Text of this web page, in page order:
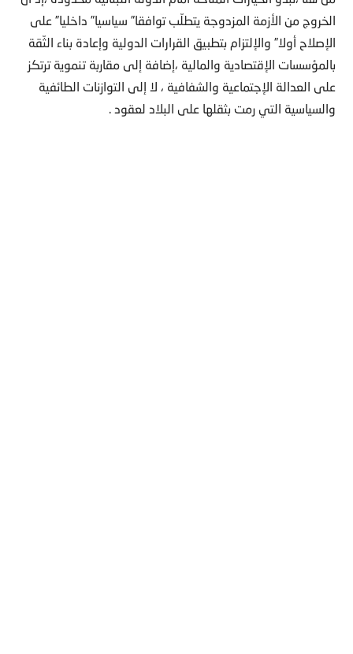
الخروج من الأزمة المزدوجة يتطلّب توافقا” سياسيا” داخليا” على
الإصلاح أولا” والإلتزام بتطبيق القرارات الدولية وإعادة بناء الثّقة
بالمؤسسات الإقتصادية والمالية ،إضافة إلى مقاربة تنموية ترتكز
على العدالة الإجتماعية والشفافية ، لا إلى التوازنات الطائفية
والسياسية التي رمت بثقلها على البلاد لعقود .